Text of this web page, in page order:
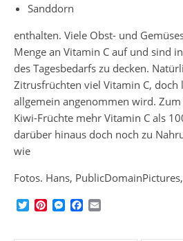
Sanddorn
enthalten. Viele Obst- und
Menge an Vitamin C auf und sind
des Tagesbedarfs zu decken.
Zitrusfrüchten viel Vitamin C, doch
allgemein angenommen wird.
Kiwi-Früchte mehr Vitamin C als
darüber hinaus doch noch zu
wie
Fotos. Hans,
TwitterPinterest
Messenger
Facebook